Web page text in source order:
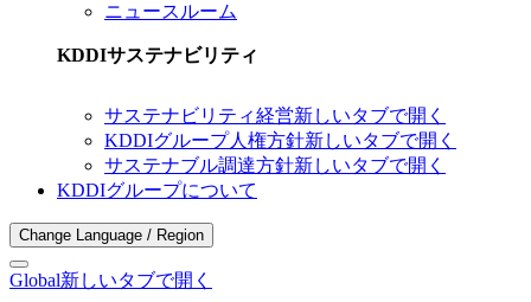
ニュースルーム
KDDIサステナビリティ
サステナビリティ経営新しいタブで開く
KDDIグループ人権方針新しいタブで開く
サステナブル調達方針新しいタブで開く
KDDIグループについて
Change Language / Region
Global新しいタブで開く